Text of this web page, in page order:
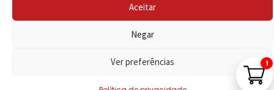
Aceitar
Negar
Ver preferências 1